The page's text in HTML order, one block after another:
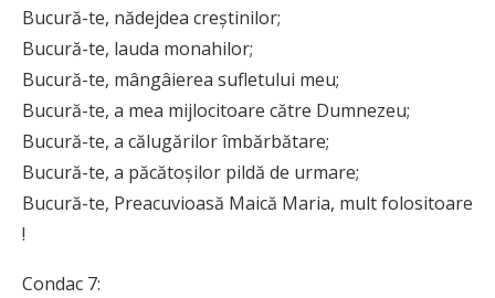
Bucură-te, nădejdea creștinilor;
Bucură-te, lauda monahilor;
Bucură-te, mângâierea sufletului meu;
Bucură-te, a mea mijlocitoare către Dumnezeu;
Bucură-te, a călugărilor îmbărbătare;
Bucură-te, a păcătoșilor pildă de urmare;
Bucură-te, Preacuvioasă Maică Maria, mult folositoare
!
Condac 7: